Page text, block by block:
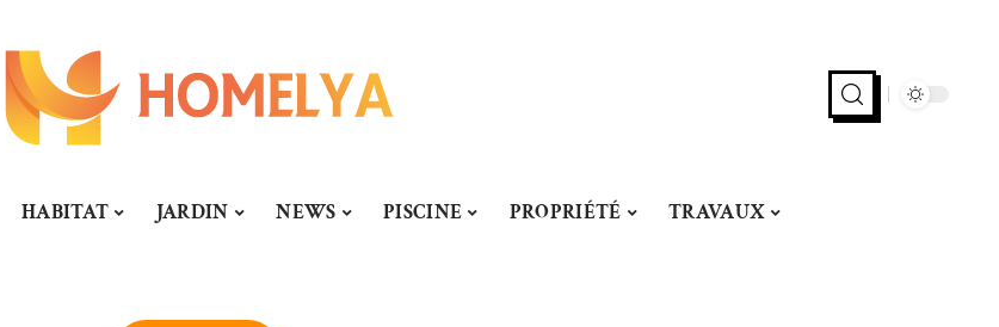
HABITAT JARDIN NEWS PISCINE PROPRIÉTÉ TRAVAUX